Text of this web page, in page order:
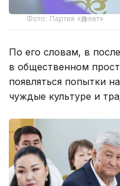
Фото: Партия «Әділет»
По его словам, в
в общественном
появляться попытки
чуждые культуре и